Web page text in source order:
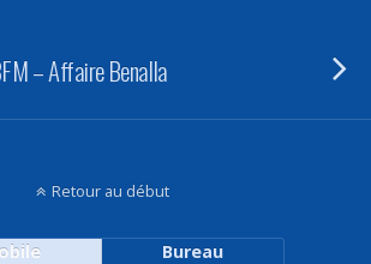
– Affaire Benalla
Retour au début
Bureau